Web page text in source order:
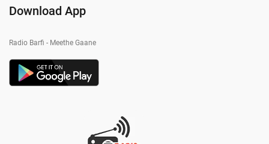
Download App
Radio Barfi - Meethe Gaane